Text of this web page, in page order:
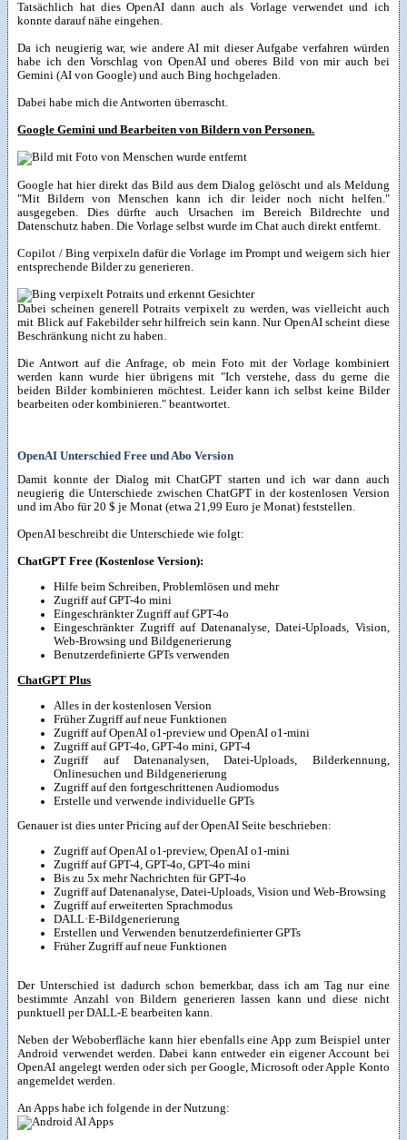
Tatsächlich hat dies OpenAI dann auch als Vorlage verwendet und ich
konnte darauf nähe eingehen.
Da ich neugierig war, wie andere AI mit dieser Aufgabe verfahren würden
habe ich den Vorschlag von OpenAI und oberes Bild von mir auch bei
Gemini (AI von Google) und auch Bing hochgeladen.
Dabei habe mich die Antworten überrascht.
Google Gemini und Bearbeiten von Bildern von Personen.
Google hat hier direkt das Bild aus dem Dialog gelöscht und als Meldung
"Mit Bildern von Menschen kann ich dir leider noch nicht helfen."
ausgegeben. Dies dürfte auch Ursachen im Bereich Bildrechte und
Datenschutz haben. Die Vorlage selbst wurde im Chat auch direkt entfernt.
Copilot / Bing verpixeln dafür die Vorlage im Prompt und weigern sich hier
entsprechende Bilder zu generieren.
Dabei scheinen generell Potraits verpixelt zu werden, was vielleicht auch
mit Blick auf Fakebilder sehr hilfreich sein kann. Nur OpenAI scheint diese
Beschränkung nicht zu haben.
Die Antwort auf die Anfrage, ob mein Foto mit der Vorlage kombiniert
werden kann wurde hier übrigens mit "Ich verstehe, dass du gerne die
beiden Bilder kombinieren möchtest. Leider kann ich selbst keine Bilder
bearbeiten oder kombinieren." beantwortet.
OpenAI Unterschied Free und Abo Version
Damit konnte der Dialog mit ChatGPT starten und ich war dann auch
neugierig die Unterschiede zwischen ChatGPT in der kostenlosen Version
und im Abo für 20 $ je Monat (etwa 21,99 Euro je Monat) feststellen.
OpenAI beschreibt die Unterschiede wie folgt:
ChatGPT Free (Kostenlose Version):
Hilfe beim Schreiben, Problemlösen und mehr
Zugriff auf GPT-4o mini
Eingeschränkter Zugriff auf GPT-4o
Eingeschränkter Zugriff auf Datenanalyse, Datei-Uploads, Vision,
Web-Browsing und Bildgenerierung
Benutzerdefinierte GPTs verwenden
ChatGPT Plus
Alles in der kostenlosen Version
Früher Zugriff auf neue Funktionen
Zugriff auf OpenAI o1-preview und OpenAI o1-mini
Zugriff auf GPT-4o, GPT-4o mini, GPT-4
Zugriff auf Datenanalysen, Datei-Uploads, Bilderkennung,
Onlinesuchen und Bildgenerierung
Zugriff auf den fortgeschrittenen Audiomodus
Erstelle und verwende individuelle GPTs
Genauer ist dies unter Pricing auf der OpenAI Seite beschrieben:
Zugriff auf OpenAI o1-preview, OpenAI o1-mini
Zugriff auf GPT-4, GPT-4o, GPT-4o mini
Bis zu 5x mehr Nachrichten für GPT-4o
Zugriff auf Datenanalyse, Datei-Uploads, Vision und Web-Browsing
Zugriff auf erweiterten Sprachmodus
DALL·E-Bildgenerierung
Erstellen und Verwenden benutzerdefinierter GPTs
Früher Zugriff auf neue Funktionen
Der Unterschied ist dadurch schon bemerkbar, dass ich am Tag nur eine
bestimmte Anzahl von Bildern generieren lassen kann und diese nicht
punktuell per DALL-E bearbeiten kann.
Neben der Weboberfläche kann hier ebenfalls eine App zum Beispiel unter
Android verwendet werden. Dabei kann entweder ein eigener Account bei
OpenAI angelegt werden oder sich per Google, Microsoft oder Apple Konto
angemeldet werden.
An Apps habe ich folgende in der Nutzung: